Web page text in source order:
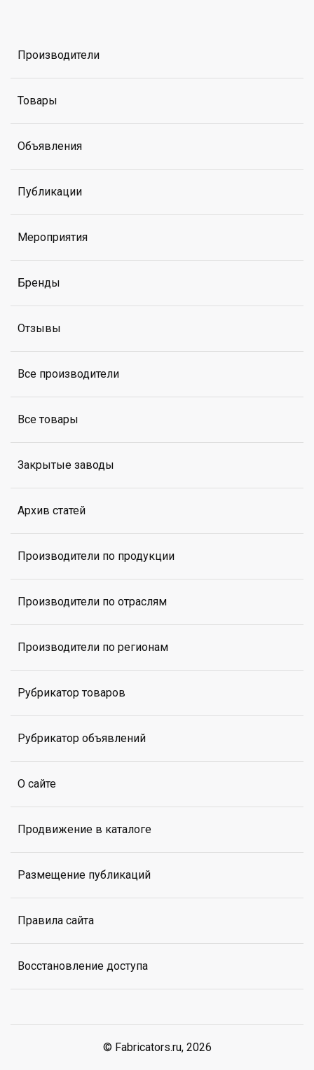
Производители
Товары
Объявления
Публикации
Мероприятия
Бренды
Отзывы
Все производители
Все товары
Закрытые заводы
Архив статей
Производители по продукции
Производители по отраслям
Производители по регионам
Рубрикатор товаров
Рубрикатор объявлений
О сайте
Продвижение в каталоге
Размещение публикаций
Правила сайта
Восстановление доступа
© Fabricators.ru, 2026